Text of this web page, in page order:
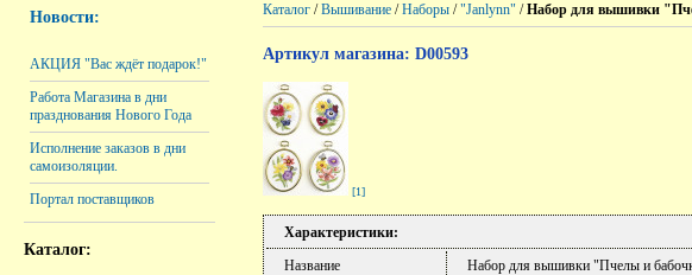
Новости:
АКЦИЯ "Вас ждёт подарок!"
Работа Магазина в дни
празднования Нового Года
Исполнение заказов в дни
самоизоляции.
Портал поставщиков
Каталог:
Каталог /Вышивание /Наборы /"Janlynn" /Набор для вышивки
Артикул магазина: D00593
[1]
Характеристики:
Название
Набор для вышивки "Пчелы и